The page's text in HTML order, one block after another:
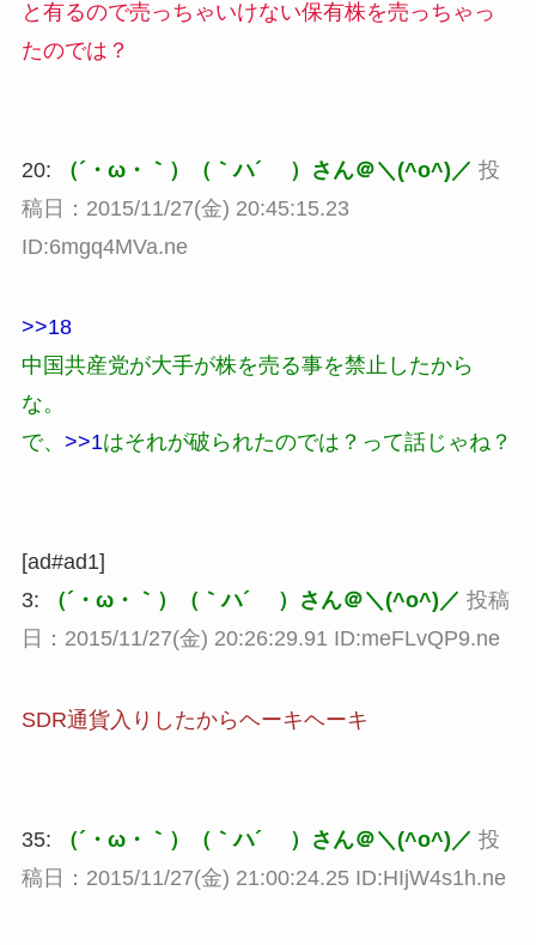
と有るので売っちゃいけない保有株を売っちゃっ
たのでは？
20: （´・ω・｀）（｀ハ´ ）さん＠＼(^o^)／ 投
稿日：2015/11/27(金) 20:45:15.23
ID:6mgq4MVa.ne
>>18
中国共産党が大手が株を売る事を禁止したから
な。
で、 >>1はそれが破られたのでは？って話じゃね？
[ad#ad1]
3:
（´・ω・｀）（｀ハ´ ）さん＠＼(^o^)／ 投稿
日：2015/11/27(金) 20:26:29.91 ID:meFLvQP9.ne
SDR通貨入りしたからヘーキヘーキ
35: （´・ω・｀）（｀ハ´ ）さん＠＼(^o^)／ 投
稿日：2015/11/27(金) 21:00:24.25 ID:HIjW4s1h.ne